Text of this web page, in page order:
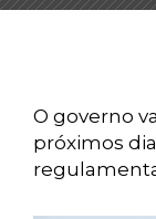
O governo
próximos